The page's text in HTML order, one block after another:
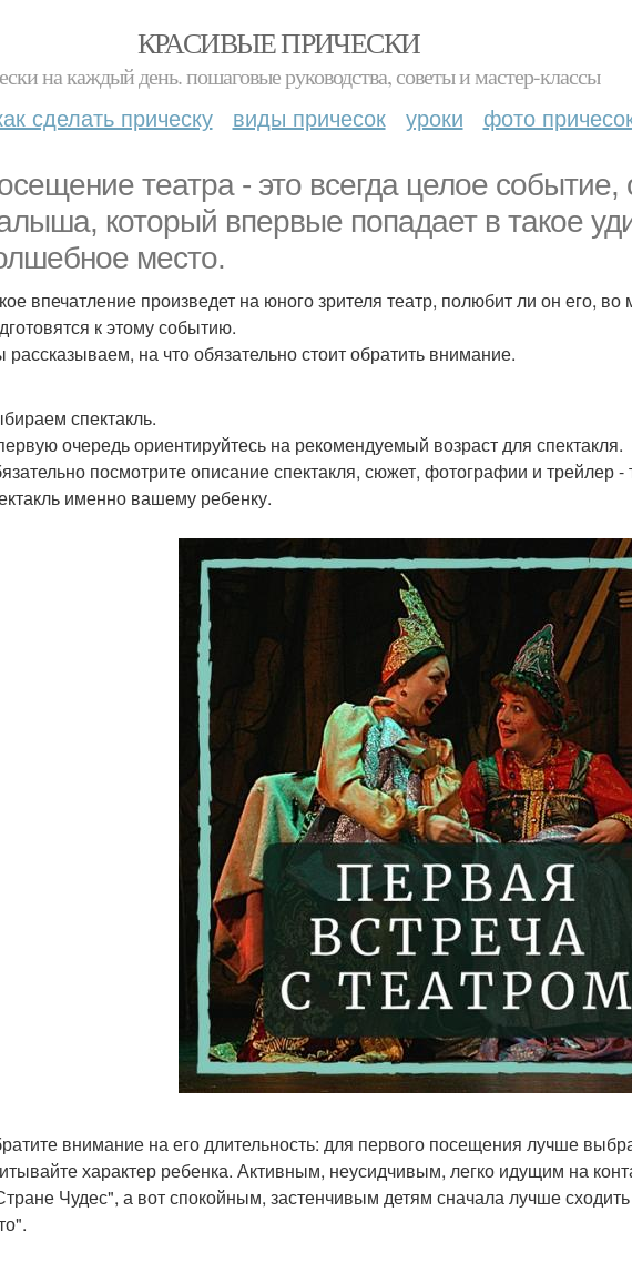
КРАСИВЫЕ ПРИЧЕСКИ
на каждый день. пошаговые руководства, советы и мастер-классы
сделать прическу виды причесок уроки фото
театра - это всегда целое событие,
который впервые попадает в такое
место.
впечатление произведет на юного зрителя театр, полюбит ли он его, во
к этому событию.
на что обязательно стоит обратить внимание.
спектакль.
очередь ориентируйтесь на рекомендуемый возраст для спектакля.
посмотрите описание спектакля, сюжет, фотографии и трейлер
именно вашему ребенку.
внимание на его длительность: для первого посещения лучше
характер ребенка. Активным, неусидчивым, легко идущим на
Чудес", а вот спокойным, застенчивым детям сначала лучше